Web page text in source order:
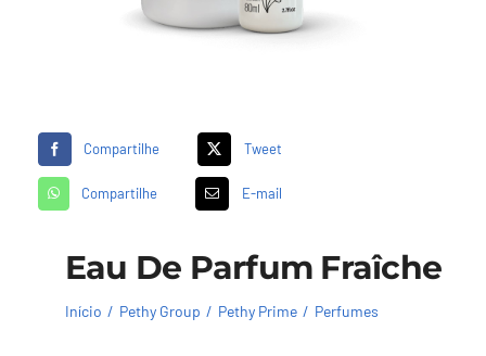
Compartilhe Tweet
Compartilhe E-mail
Eau De Parfum Fraîche
Início Pethy Group Pethy Prime Perfumes